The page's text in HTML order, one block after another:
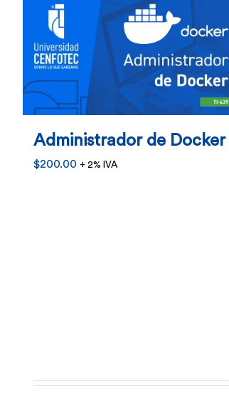
Administrador de Docker
$200.00 + 2% IVA